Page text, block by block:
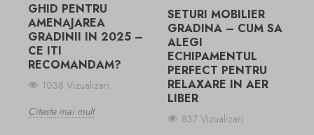
GHID PENTRU
AMENAJAREA
GRADINII IN 2025 –
CE ITI
RECOMANDAM?
1038 Vizualizari
Citeste mai mult
SETURI MOBILIER
GRADINA – CUM SA
ALEGI
ECHIPAMENTUL
PERFECT PENTRU
RELAXARE IN AER
LIBER
837 Vizualizari